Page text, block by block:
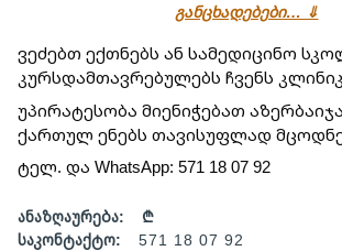
განცხადებები… ⇓
ვეძებთ ექთნებს ან სამედიცინო
კურსდამთავრებულებს ჩვენს
უპირატესობა მიენიჭებათ
ქართულ ენებს თავისუფლად
ტელ. და WhatsApp: 571 18 07 92
ანაზღაურება:
₾
საკონტაქტო:
571 18 07 92